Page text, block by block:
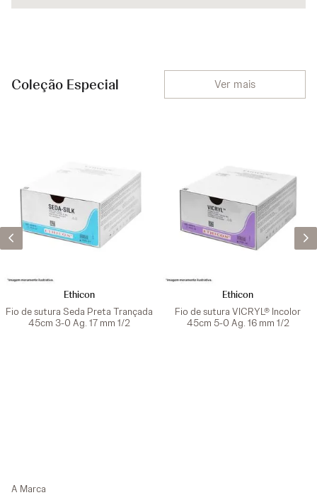
Coleção Especial Ver mais
Ethicon
Fio de sutura Seda Preta Trançada
45cm 3-0 Ag. 17 mm 1/2
Ethicon
Fio de sutura VICRYL® Incolor
45cm 5-0 Ag. 16 mm 1/2
A Marca